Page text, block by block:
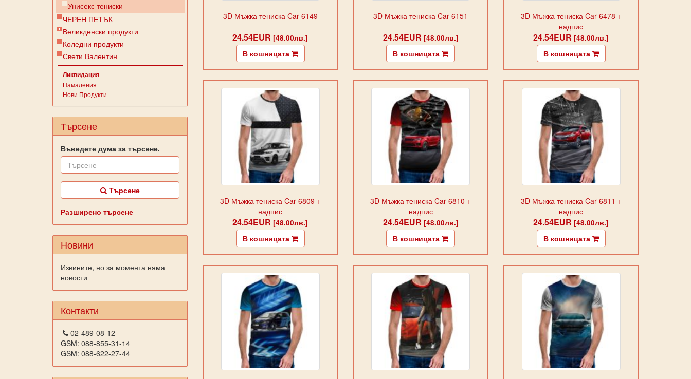
Унисекс тениски
ЧЕРЕН ПЕТЪК
Великденски продукти
Коледни продукти
Свети Валентин
Ликвидация
Намаления
Нови Продукти
Търсене
Въведете дума за търсене.
Търсене
Разширено търсене
Новини
Извините, но за момента няма
новости
Контакти
02-489-08-12
GSM: 088-855-31-14
GSM: 088-622-27-44
3D Мъжка тениска Car 6149
24.54EUR[48.00лв.]
В кошницата
3D Мъжка тениска Car 6151
24.54EUR [48.00лв.]
В кошницата
3D Мъжка тениска Car 6478 +
надпис
24.54EUR[48.00лв.]
В кошницата
3D Мъжка тениска Car 6809 +
надпис
24.54EUR[48.00лв.]
В кошницата
3D Мъжка тениска Car 6810 +
надпис
24.54EUR [48.00лв.]
В кошницата
3D Мъжка тениска Car 6811 +
надпис
24.54EUR[48.00лв.]
В кошницата